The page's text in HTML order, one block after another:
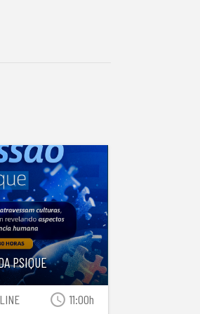
PSIQUE
access_time 11:00h